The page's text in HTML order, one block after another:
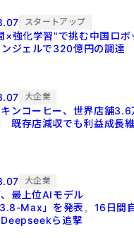
スタートアップ
×強化学習"で挑む中国ロボ
ジェルで320億円の調達
大企業
ンコーヒー、世界店舗3.6
既存店減収でも利益成長
大企業
最上位AIモデル
Max」を発表。16日間
ら追撃